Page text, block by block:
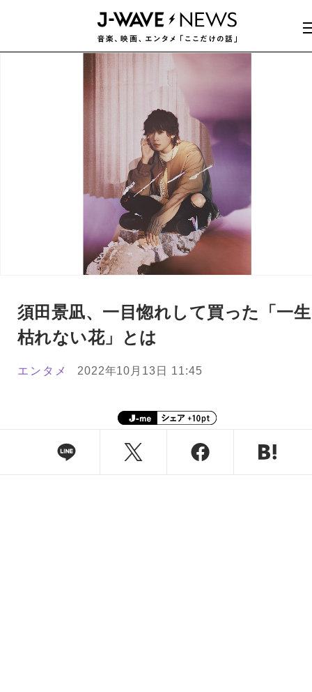
須田景凪、一目惚れして買った「一生
枯れない花」とは
エンタメ 2022年10月13日 11:45